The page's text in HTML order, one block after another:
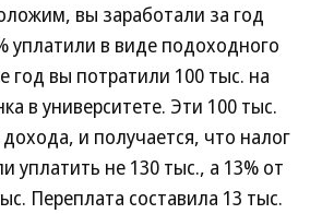
вы заработали за год
уплатили в виде подоходного
год вы потратили 100 тыс. на
в университете. Эти 100 тыс.
и получается, что налог
не 130 тыс., а 13% от
Переплата составила 13 тыс.